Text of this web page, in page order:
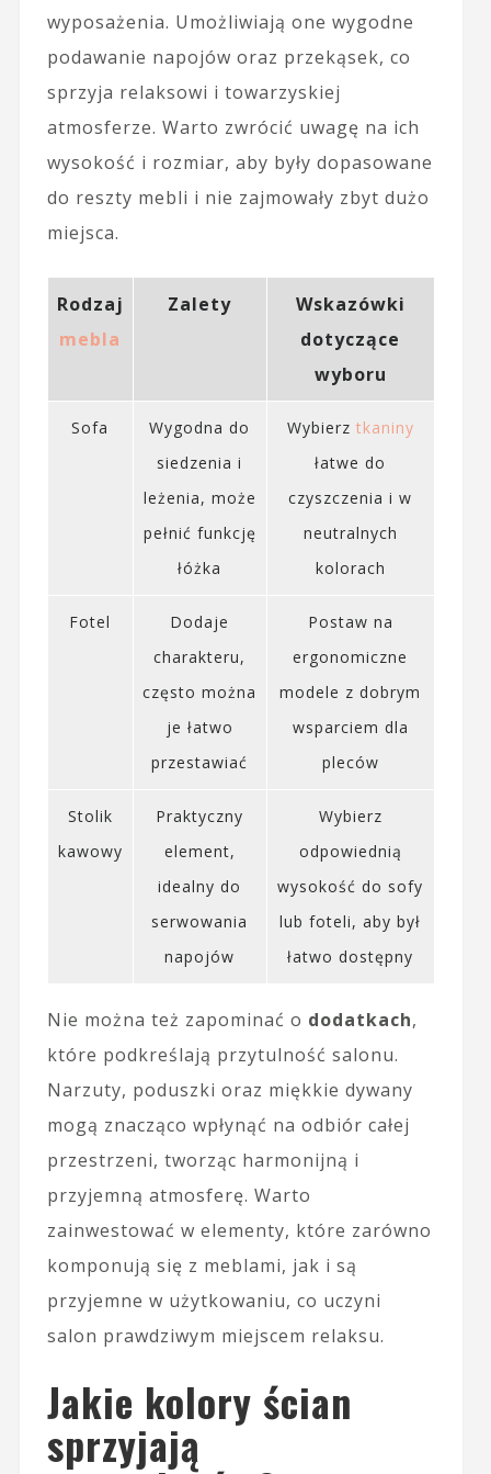
wyposażenia. Umożliwiają one wygodne
podawanie napojów oraz przekąsek, co
sprzyja relaksowi i towarzyskiej
atmosferze. Warto zwrócić uwagę na ich
wysokość i rozmiar, aby były dopasowane
do reszty mebli i nie zajmowały zbyt dużo
miejsca.
Rodzaj
mebla
Zalety
Wskazówki
dotyczące
wyboru
Sofa
Wygodna do
siedzenia i
leżenia, może
pełnić funkcję
łóżka
Wybierz tkaniny
łatwe do
czyszczenia i w
neutralnych
kolorach
Fotel
Dodaje
charakteru,
często można
je łatwo
przestawiać
Postaw na
ergonomiczne
modele z dobrym
wsparciem dla
pleców
Stolik
kawowy
Praktyczny
element,
idealny do
serwowania
napojów
Wybierz
odpowiednią
wysokość do sofy
lub foteli, aby był
łatwo dostępny
Nie można też zapominać o dodatkach,
które podkreślają przytulność salonu.
Narzuty, poduszki oraz miękkie dywany
mogą znacząco wpłynąć na odbiór całej
przestrzeni, tworząc harmonijną i
przyjemną atmosferę. Warto
zainwestować w elementy, które zarówno
komponują się z meblami, jak i są
przyjemne w użytkowaniu, co uczyni
salon prawdziwym miejscem relaksu.
Jakie kolory ścian
sprzyjają